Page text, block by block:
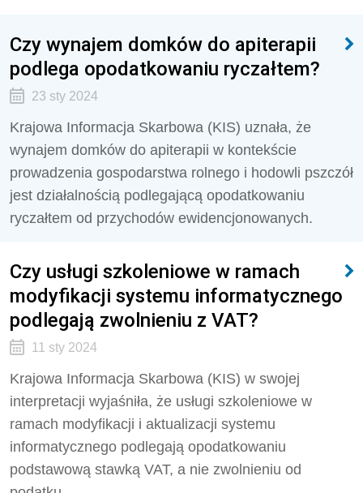
Czy wynajem domków do apiterapii
podlega opodatkowaniu ryczałtem?
23 sty 2024
Krajowa Informacja Skarbowa (KIS) uznała, że
wynajem domków do apiterapii w kontekście
prowadzenia gospodarstwa rolnego i hodowli pszczół
jest działalnością podlegającą opodatkowaniu
ryczałtem od przychodów ewidencjonowanych.
Czy usługi szkoleniowe w ramach
modyfikacji systemu informatycznego
podlegają zwolnieniu z VAT?
11 sty 2024
Krajowa Informacja Skarbowa (KIS) w swojej
interpretacji wyjaśniła, że usługi szkoleniowe w
ramach modyfikacji i aktualizacji systemu
informatycznego podlegają opodatkowaniu
podstawową stawką VAT, a nie zwolnieniu od